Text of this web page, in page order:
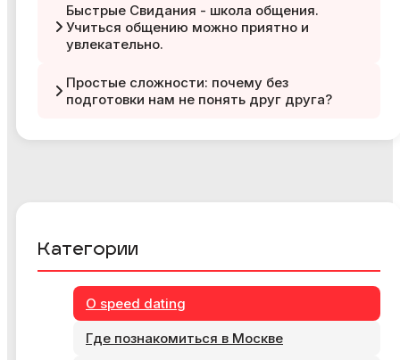
Категории
О speed dating
Где познакомиться в Москве
Быстрые Свидания - школа общения.
Учиться общению можно приятно и
увлекательно.
Простые сложности: почему без
подготовки нам не понять друг друга?